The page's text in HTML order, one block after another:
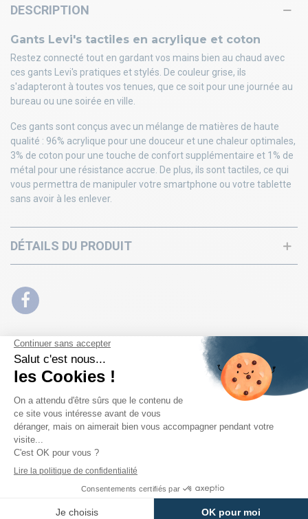
DESCRIPTION
Gants Levi's tactiles en acrylique et coton
Restez connecté tout en gardant vos mains bien au chaud avec
ces gants Levi's pratiques et stylés. De couleur grise, ils
s'adapteront à toutes vos tenues, que ce soit pour une journée au
bureau ou une soirée en ville.
Ces gants sont conçus avec un mélange de matières de haute
qualité : 96% acrylique pour une douceur et une chaleur optimales,
3% de coton pour une touche de confort supplémentaire et 1% de
métal pour une résistance accrue. De plus, ils sont tactiles, ce qui
vous permettra de manipuler votre smartphone ou votre tablette
sans avoir à les enlever.
DÉTAILS DU PRODUIT
PRODUITS DE LA MÊME CATÉGORIE